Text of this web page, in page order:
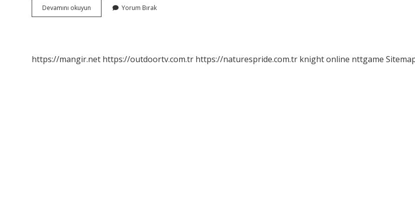
Devamını okuyun
Bitkileri
Yorum Bırak
https://mangir.net https://outdoortv.com.tr https://naturespride.com.tr knight online nttgame